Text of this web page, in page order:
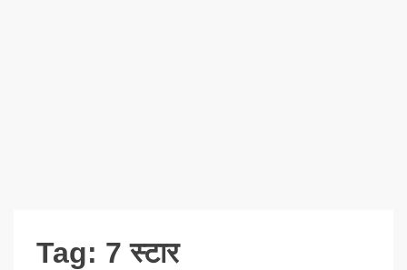
Tag: 7 स्टार